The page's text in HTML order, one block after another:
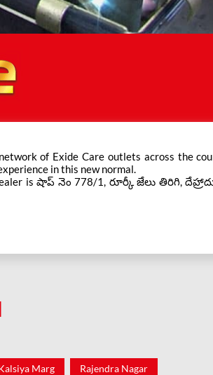
in this new normal.
is షాప్ నెం 778/1, రూర్కీ జేలు తిరిగి,
Marg Rajendra Nagar